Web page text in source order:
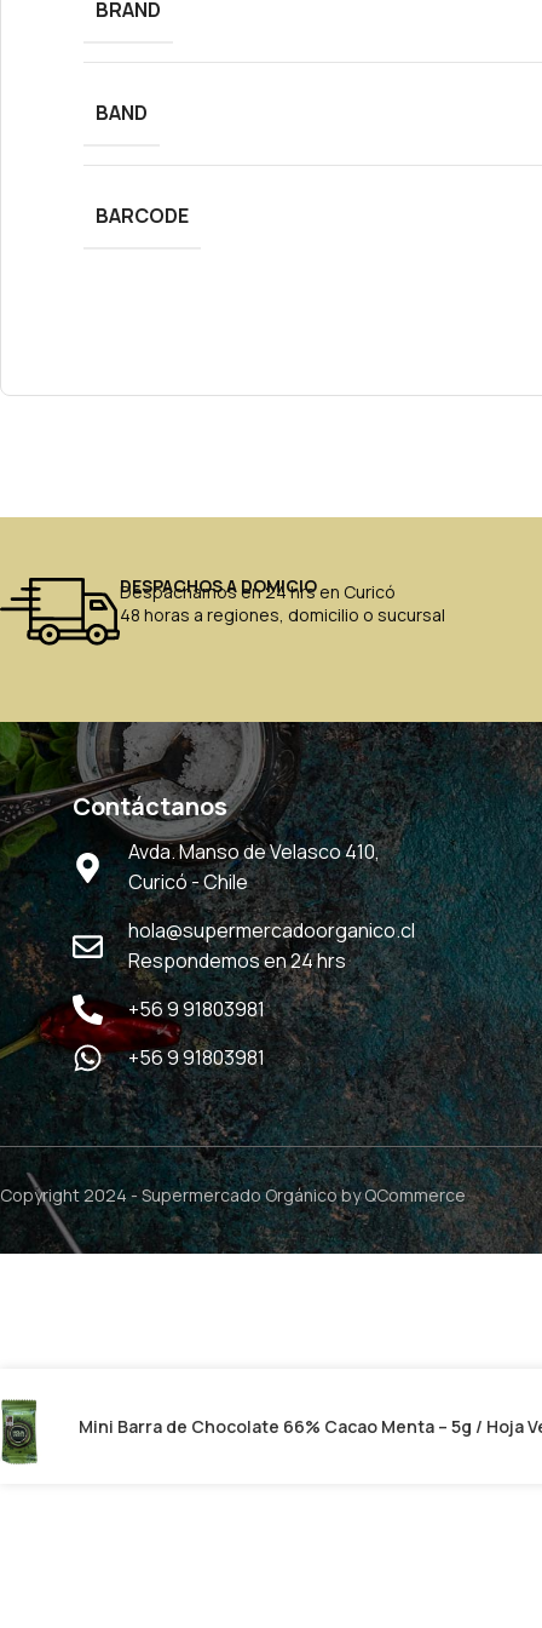
BRAND
BAND
BARCODE
DESPACHOS A DOMICIO
Despachamos en 24 hrs en Curicó
48 horas a regiones, domicilio o sucursal
Contáctanos
Avda. Manso de Velasco 410,
Curicó - Chile
hola@supermercadoorganico.cl
Respondemos en 24 hrs
+56 9 91803981
+56 9 91803981
Copyright 2024 -Supermercado Orgánicoby QCommerce
Mini Barra de Chocolate 66% Cacao Menta – 5g / Hoja